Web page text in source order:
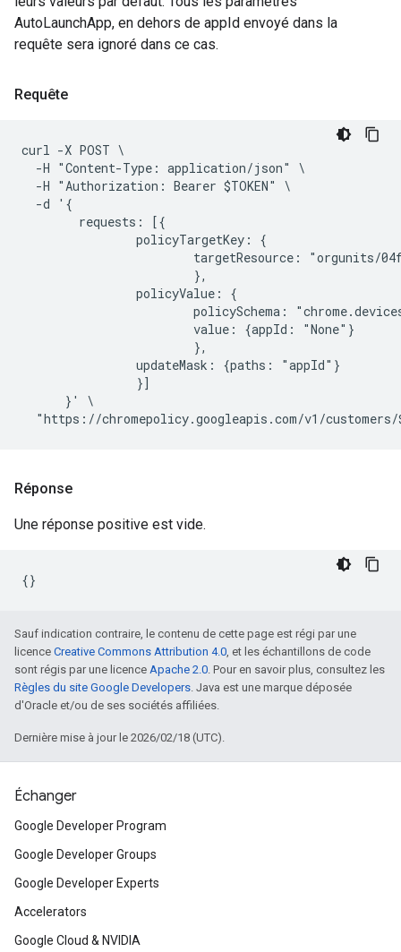
AutoLaunchApp, en dehors de appId envoyé dans la
requête sera ignoré dans ce cas.
Requête
curl -X POST \
  -H "Content-Type: application/json" \
  -H "Authorization: Bearer $TOKEN" \
  -d '{
        requests: [{
                policyTargetKey: {
targetResource: "orgunits/
                        },
                policyValue: {
policySchema:
                        value: {appId: "None"}
                        },
                updateMask: {paths: "appId"}
                }]
      }' \
Réponse
Une réponse positive est vide.
Sauf indication contraire, le contenu de cette page est régi par une
licence Creative Commons Attribution 4.0, et les échantillons de code
sont régis par une licence Apache 2.0. Pour en savoir plus, consultez les
Règles du site Google Developers. Java est une marque déposée
d'Oracle et/ou de ses sociétés affiliées.
Dernière mise à jour le 2026/02/18 (UTC).
Échanger
Google Developer Program
Google Developer Groups
Google Developer Experts
Accelerators
Google Cloud & NVIDIA